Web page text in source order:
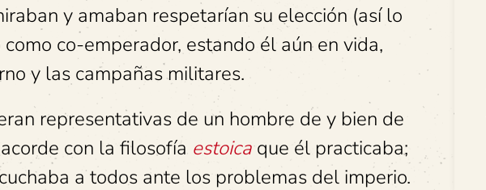
y amaban respetarían su elección (así lo
co-emperador, estando él aún en vida,
y las campañas militares.
representativas de un hombre de y bien de
con la filosofía estoicaque él practicaba;
a todos ante los problemas del imperio.